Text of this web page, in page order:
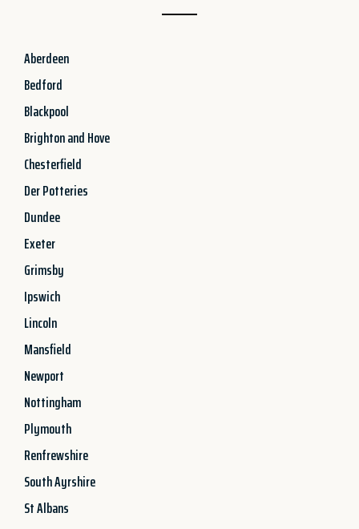
Aberdeen
Bedford
Blackpool
Brighton and Hove
Chesterfield
Der Potteries
Dundee
Exeter
Grimsby
Ipswich
Lincoln
Mansfield
Newport
Nottingham
Plymouth
Renfrewshire
South Ayrshire
St Albans